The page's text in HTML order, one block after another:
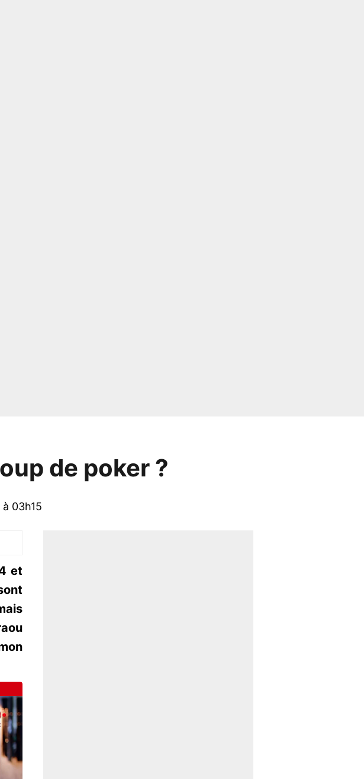
de poker ?
03h15
et